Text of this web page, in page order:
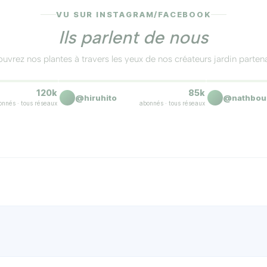
d'État de Caroline du Nord, en croisant un
et doré, au port étroit.
VU SUR INSTAGRAM/FACEBOOK
Ils parlent de nous
nos plantes à travers les yeux de nos créateurs jardin
Reel
120k
· tous réseaux
Reel
@hiruhito 85k
abonnés · tous réseaux